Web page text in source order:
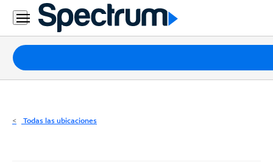
Residencial
Business
Paquetes
Internet
Todas las ubicaciones